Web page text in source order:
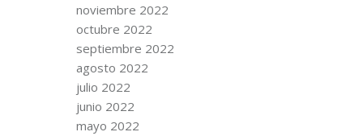
noviembre 2022
octubre 2022
septiembre 2022
agosto 2022
julio 2022
junio 2022
mayo 2022